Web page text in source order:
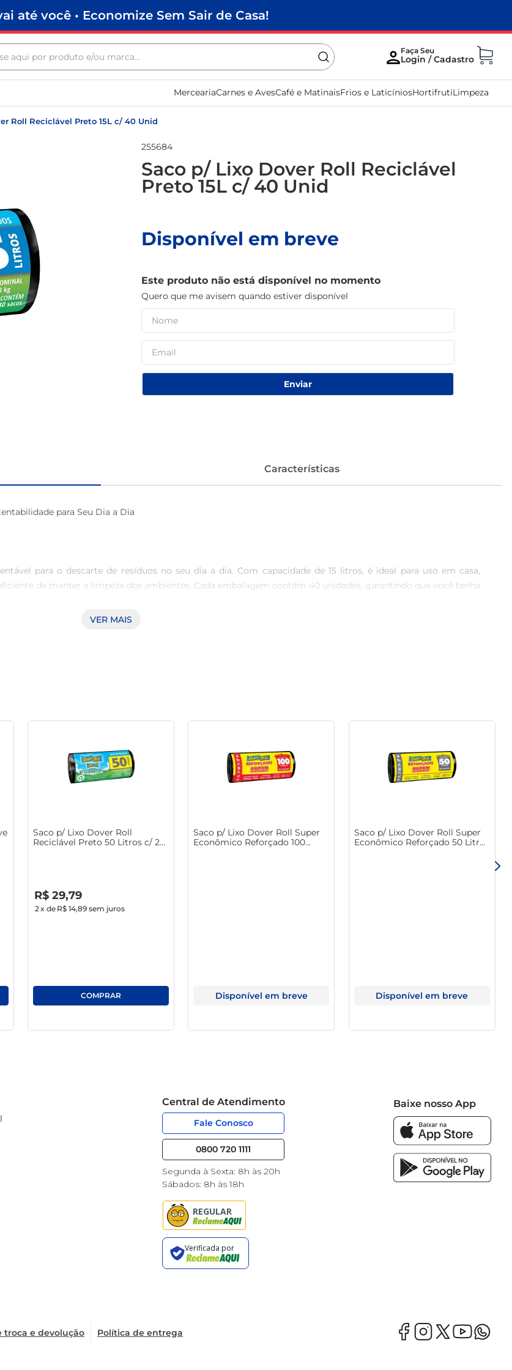
até você • Economize Sem Sair de Casa!
aqui por produto e/ou marca...
MerceariaCarnes e AvesCafé e MatinaisFrios e LaticíniosHortifrutiLimpeza
Roll Reciclável Preto 15L c/ 40 Unid
255684
Saco p/ Lixo Dover Roll Reciclável
Preto 15L c/ 40 Unid
Disponível em breve
Este produto não está disponível no momento
Quero que me avisem quando estiver disponível
Enviar
Características
para Seu Dia a Dia
para o descarte de resíduos no seu dia a dia. Com capacidade de 15 litros, é ideal para uso em casa,
de manter a limpeza dos ambientes. Cada embalagem contém 40 unidades, garantindo que você tenha
Isso faz do saco para lixo uma escolha consciente para quem deseja praticar a sustentabilidade no
O sistema de rolo facilita o armazenamento e a retirada dos sacos, proporcionando agilidade na hora da
Dover também são úteis em diversos ambientes, como escritórios, escolas, ou para eventos ao ar livre. Sua
prática e eficiente, atendendo a diferentes necessidades de descarte.
VER MAIS
Saco p/ Lixo Dover Roll
Reciclável Preto 50 Litros c/ 20
R$ 29,79
2x de R$ 14,89sem juros
Saco p/ Lixo Dover Roll Super
Econômico Reforçado 100
Disponível em breve
Saco p/ Lixo Dover Roll Super
Econômico Reforçado 50 Litros
Disponível em breve
Central de Atendimento
Fale Conosco
0800 720 1111
Segunda à Sexta: 8h às 20h
Sábados: 8h às 18h
Baixe nosso App
troca e devolução Política de entrega
condensado
pó